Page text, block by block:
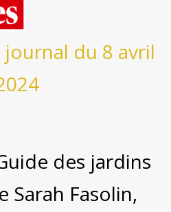
journal du 8 avril
des jardins
Sarah Fasolin,